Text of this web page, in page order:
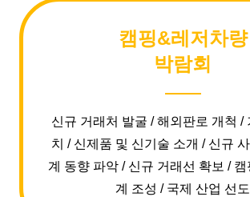
캠핑&레저차량
박람회
신규 거래처 발굴/해외판로 개척/
치/신제품 및 신기술 소개/신규
계 동향 파악/신규 거래선 확보/캠
계 조성/국제 산업 선도